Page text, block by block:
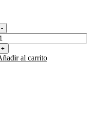
Parlante
Maxell
Multimedia
-
Negroal carrito